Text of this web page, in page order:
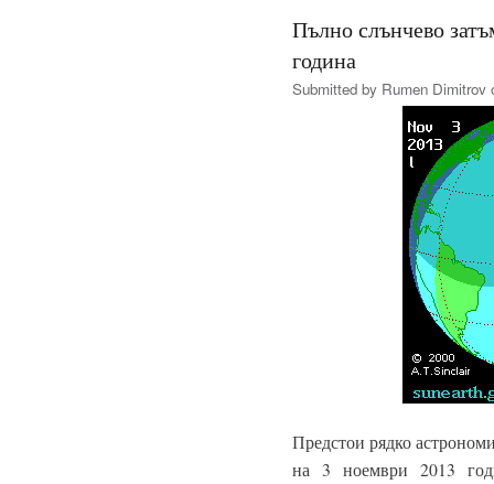
Пълно слънчево
година
Submitted by Rumen Dimitrov
Предстои рядко
на 3 ноември 2013